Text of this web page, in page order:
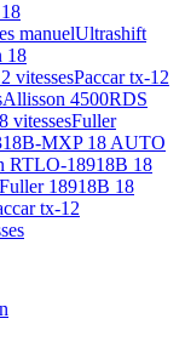
manuelUltrashift
18
vitessesPaccar tx-12
Allisson 4500RDS
vitessesFuller
MXP 18 AUTO
RTLO-18918B 18
Fuller 18918B 18
tx-12